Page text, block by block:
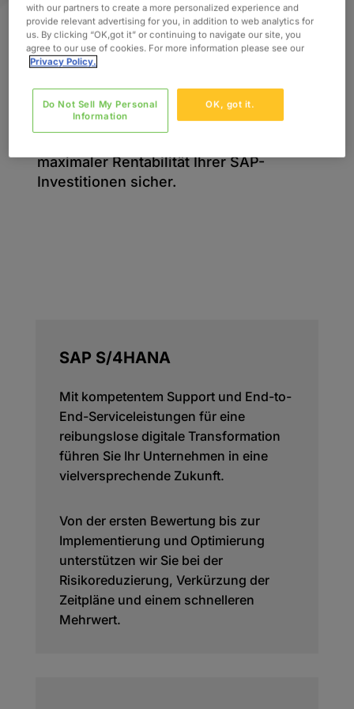
Unternehmen ganz individuelle
Anforderungen hat, halten wir
fachspezifische SAP-Kompetenz mit
flexiblen Service-Modellen bereit. Sie
projektbasierte Leistungen oder
fortlaufenden Support? Unsere Teams
maximaler Rentabilität Ihrer SAP-
Investitionen sicher.
SAP S/4HANA
Mit kompetentem Support und End-to-
End-Serviceleistungen für eine
reibungslose digitale Transformation
führen Sie Ihr Unternehmen in eine
vielversprechende Zukunft.
Von der ersten Bewertung bis zur
Implementierung und Optimierung
unterstützen wir Sie bei der
Risikoreduzierung, Verkürzung der
Zeitpläne und einem schnelleren
Mehrwert.
with our partners to create a more personalized experience and
provide relevant advertising for you, in addition to web analytics for
us. By clicking “OK,got it” or continuing to navigate our site, you
agree to our use of cookies. For more information please see our
Privacy Policy.
OK, got it.
Do Not Sell My Personal
Information